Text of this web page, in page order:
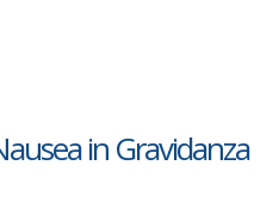
in Gravidanza